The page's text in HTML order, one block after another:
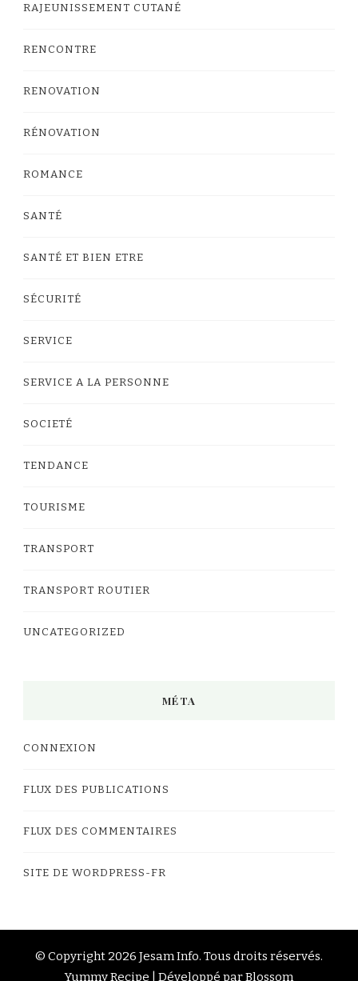
RAJEUNISSEMENT CUTANÉ
RENCONTRE
RENOVATION
RÉNOVATION
ROMANCE
SANTÉ
SANTÉ ET BIEN ETRE
SÉCURITÉ
SERVICE
SERVICE A LA PERSONNE
SOCIETÉ
TENDANCE
TOURISME
TRANSPORT
TRANSPORT ROUTIER
UNCATEGORIZED
MÉTA
CONNEXION
FLUX DES PUBLICATIONS
FLUX DES COMMENTAIRES
SITE DE WORDPRESS-FR
© Copyright 2026 Jesam Info. Tous droits réservés.
Yummy Recipe | Développé parBlossom